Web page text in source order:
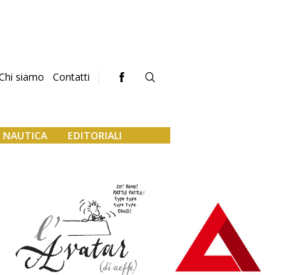
siamo Contatti
NAUTICA EDITORIALI